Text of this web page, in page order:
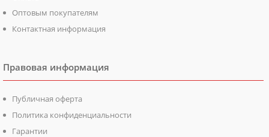
Оптовым покупателям
Контактная информация
Правовая информация
Публичная оферта
Политика конфиденциальности
Гарантии